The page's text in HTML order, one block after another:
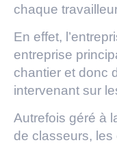
chaque
En effet,
entreprise
chantier et donc
intervenant sur
Autrefois géré à
de classeurs,